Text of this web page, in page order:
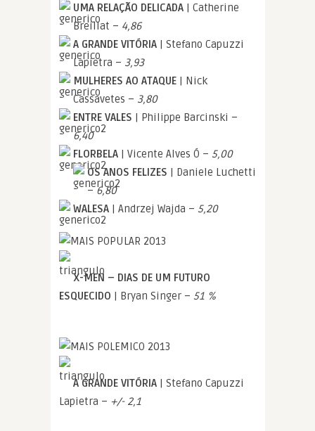
UMA RELAÇÃO DELICADA | Catherine
Breillat – 4,86
A GRANDE VITÓRIA | Stefano Capuzzi
Lapietra – 3,93
MULHERES AO ATAQUE | Nick
Cassavetes – 3,80
ENTRE VALES | Philippe Barcinski –
6,40
FLORBELA | Vicente Alves Ó – 5,00
OS ANOS FELIZES | Daniele Luchetti
–6,80
WALESA | Andrzej Wajda – 5,20
X-MEN – DIAS DE UM FUTURO
ESQUECIDO | Bryan Singer – 51 %
A GRANDE VITÓRIA | Stefano Capuzzi
Lapietra – +/- 2,1